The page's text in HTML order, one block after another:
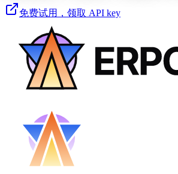
免费试用，领取 API key